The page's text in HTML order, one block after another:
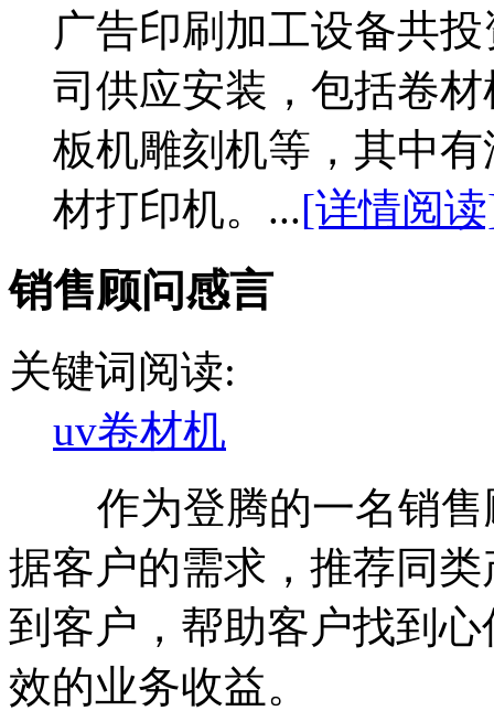
广告印刷加工设备共
司供应安装，包括卷
板机雕刻机等，其中
材打印机。...[详情阅
销售顾问感言
关键词阅读:
uv卷材机
作为登腾的一名销售
据客户的需求，推荐同
到客户，帮助客户找到
效的业务收益。